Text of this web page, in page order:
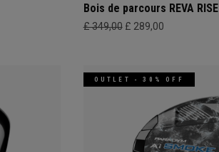
Bois de parcours REVA RISE
£ 349,00 £ 289,00
OUTLET - 30% OFF